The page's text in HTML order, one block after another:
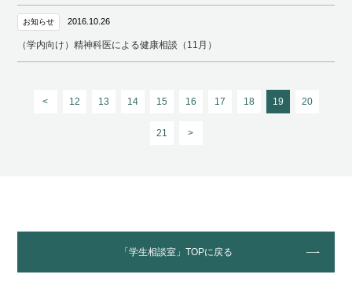
お知らせ 2016.10.26
（学内向け）精神科医による健康相談（11月）
< 12 13 14 15 16 17 18 19 20
21 >
「学生相談室」TOPに戻る